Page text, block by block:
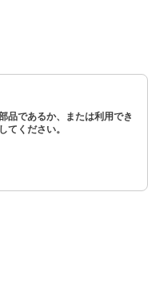
品であるか、または利用でき
てください。